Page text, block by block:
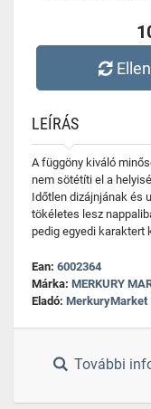
LEÍRÁS
A függöny kiváló
nem sötétíti el a
Időtlen dizájnjának és
tökéletes lesz
pedig egyedi karaktert
Ean: 6002364
Márka: MERKURY
Eladó: MerkuryMarket
További